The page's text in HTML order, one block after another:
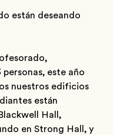
están deseando
este año
nuestros edificios
están
Hall,
en Strong Hall, y